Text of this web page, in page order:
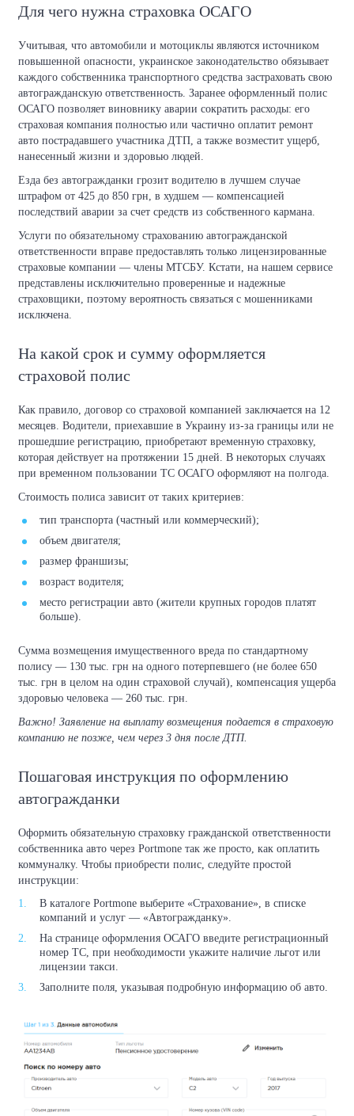
Для чего нужна страховка ОСАГО
Учитывая, что автомобили и мотоциклы являются источником
повышенной опасности, украинское законодательство обязывает
каждого собственника транспортного средства застраховать свою
автогражданскую ответственность. Заранее оформленный полис
ОСАГО позволяет виновнику аварии сократить расходы: его
страховая компания полностью или частично оплатит ремонт
авто пострадавшего участника ДТП, а также возместит ущерб,
нанесенный жизни и здоровью людей.
Езда без автогражданки грозит водителю в лучшем случае
штрафом от 425 до 850 грн, в худшем — компенсацией
последствий аварии за счет средств из собственного кармана.
Услуги по обязательному страхованию автогражданской
ответственности вправе предоставлять только лицензированные
страховые компании — члены МТСБУ. Кстати, на нашем сервисе
представлены исключительно проверенные и надежные
страховщики, поэтому вероятность связаться с мошенниками
исключена.
На какой срок и сумму оформляется
страховой полис
Как правило, договор со страховой компанией заключается на 12
месяцев. Водители, приехавшие в Украину из-за границы или не
прошедшие регистрацию, приобретают временную страховку,
которая действует на протяжении 15 дней. В некоторых случаях
при временном пользовании ТС ОСАГО оформляют на полгода.
Стоимость полиса зависит от таких критериев:
тип транспорта (частный или коммерческий);
объем двигателя;
размер франшизы;
возраст водителя;
место регистрации авто (жители крупных городов платят
больше).
Сумма возмещения имущественного вреда по стандартному
полису — 130 тыс. грн на одного потерпевшего (не более 650
тыс. грн в целом на один страховой случай), компенсация ущерба
здоровью человека — 260 тыс. грн.
Важно! Заявление на выплату возмещения подается в страховую
компанию не позже, чем через 3 дня после ДТП.
Пошаговая инструкция по оформлению
автогражданки
Оформить обязательную страховку гражданской ответственности
собственника авто через Portmone так же просто, как оплатить
коммуналку. Чтобы приобрести полис, следуйте простой
инструкции:
В каталоге Portmone выберите «Страхование», в списке
компаний и услуг — «Автогражданку».
На странице оформления ОСАГО введите регистрационный
номер ТС, при необходимости укажите наличие льгот или
лицензии такси.
Заполните поля, указывая подробную информацию об авто.